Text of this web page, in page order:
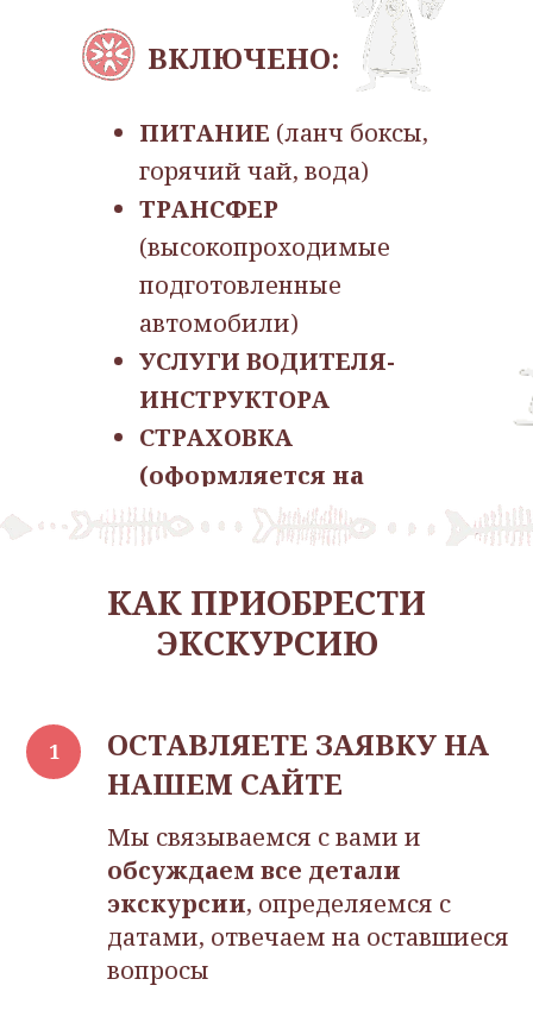
ВКЛЮЧЕНО:
ПИТАНИЕ (ланч боксы,
горячий чай, вода)
ТРАНСФЕР
(высокопроходимые
подготовленные
автомобили)
УСЛУГИ ВОДИТЕЛЯ-
ИНСТРУКТОРА
СТРАХОВКА
(оформляется на
группу)
КА К ПРИОБРЕСТИ
ЭКСКУРСИЮ
ОСТАВЛЯЕТЕ ЗАЯВКУ НА
НАШЕМ САЙТЕ
Мы связываемся с вами и
обсуждаем все детали
экскурсии, определяемся с
датами, отвечаем на оставшиеся
вопросы